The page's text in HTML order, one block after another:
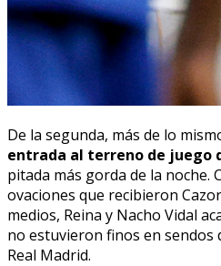
De la segunda, más de lo
entrada al terreno de juego
pitada más gorda de la noche.
ovaciones que recibieron
medios, Reina y Nacho Vidal
no estuvieron finos en
Real Madrid.